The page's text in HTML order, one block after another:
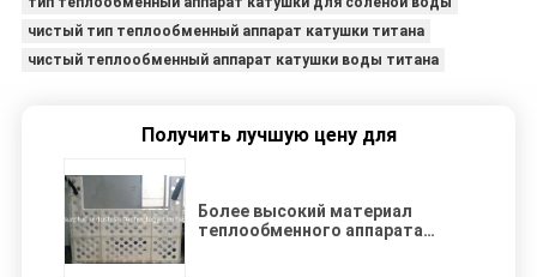
чистый тип теплообменный аппарат катушки титана
чистый теплообменный аппарат катушки воды титана
Получить лучшую цену для
Более высокий материал
теплообменного аппарата